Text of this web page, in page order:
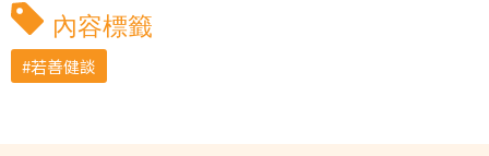
內容標籤
若善健談